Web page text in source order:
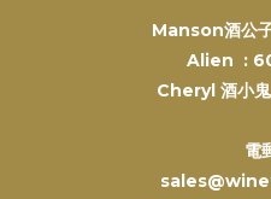
Manson酒公
Alien :
Cheryl 酒小
電